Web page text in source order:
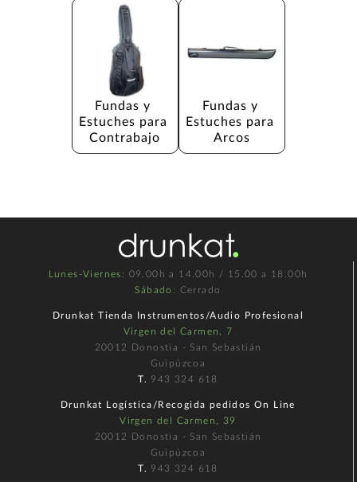
Fundas y
Estuches para
Contrabajo
Fundas y
Estuches para
Arcos
Lunes-Viernes : 09.00h a 14.00h / 15.00 a 18.00h
Sábado : Cerrado
Drunkat Tienda Instrumentos/Audio Profesional
Virgen del Carmen, 7
20012 Donostia - San Sebastián
Guipúzcoa
T. 943 324 618
Drunkat Logística/Recogida pedidos On Line
Virgen del Carmen, 39
20012 Donostia - San Sebastián
Guipúzcoa
T. 943 324 618